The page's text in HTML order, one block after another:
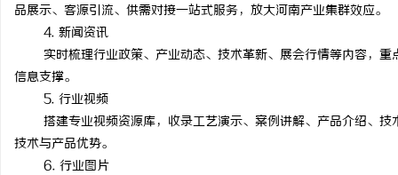
品展示、客源引流、供需对接一站式服务，放大河南产业集群效应。
4. 新闻资讯
实时梳理行业政策、产业动态、技术革新、展会行情等内容，
信息支撑。
5. 行业视频
搭建专业视频资源库，收录工艺演示、案例讲解、产品介绍、
技术与产品优势。
6. 行业图片